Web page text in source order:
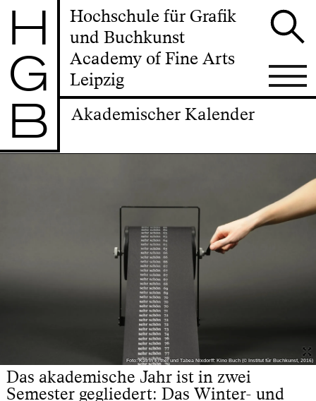
H
G
B
Hochschule für Grafik
und Buchkunst
Academy of Fine Arts
Leipzig
Akademischer Kalender
Foto: Katrin Erthel und Tabea Nixdorff: Kino Buch (© Institut für Buchkunst, 2016)
Das akademische Jahr ist in zwei
Semester gegliedert: Das Winter- und